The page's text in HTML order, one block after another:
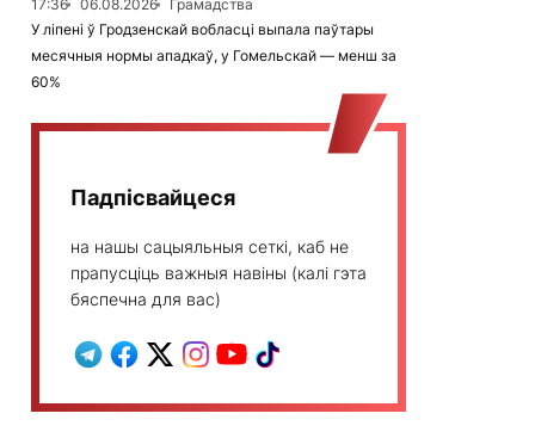
17:36 06.08.2026
Грамадства
У ліпені ў Гродзенскай вобласці выпала паўтары
месячныя нормы ападкаў, у Гомельскай — менш за
60%
Падпісвайцеся
на нашы сацыяльныя сеткі, каб не
прапусціць важныя навіны (калі гэта
бяспечна для вас)